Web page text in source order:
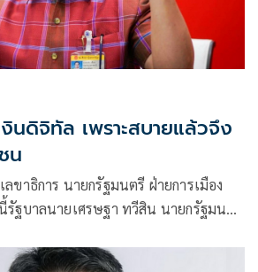
นดิจิทัล เพราะสบายแล้วจึง
น
ลขาธิการ นายกรัฐมนตรี ฝ่ายการเมือง
รัฐบาลนายเศรษฐา ทวีสิน นายกรัฐมนตรี